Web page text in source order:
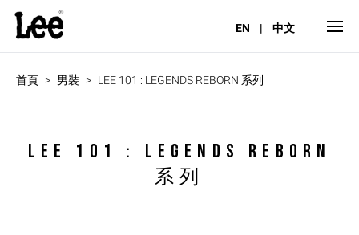
EN | 中文
首頁 男裝 LEE 101 : LEGENDS REBORN 系列
LEE 101 : LEGENDS REBORN
系列